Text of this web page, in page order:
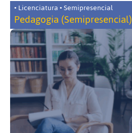
• Licenciatura • Semipresencial
Pedagogia (Semipresencial)